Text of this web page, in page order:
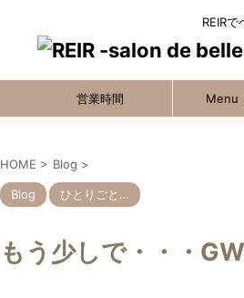
REIR
営業時間 Menu
HOME > Blog >
Blog ひとりごと…
もう少しで・・・GW